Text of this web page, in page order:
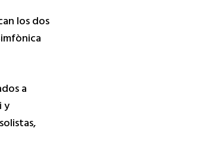
los dos
a
y